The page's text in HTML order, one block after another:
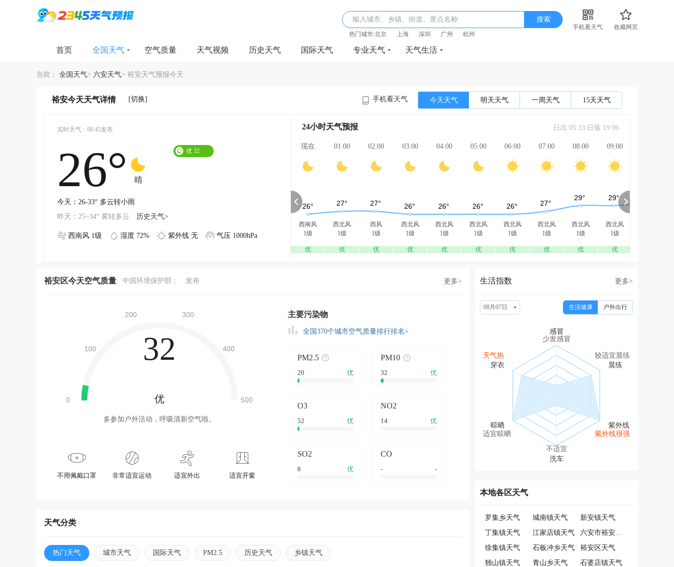
输入城市、乡镇、街道、景点名称 搜索
手机看天气
收藏网页
热门城市:北京 上海 深圳 广州 杭州
首页 全国天气 空气质量 天气视频 历史天气 国际天气 专业天气 天气生活
当前： 全国天气> 六安天气> 裕安天气预报今天
裕安今天天气详情 [切换] 手机看天气 今天天气 明天天气 一周天气 15天天气
实时天气：00:45发布
26° 晴
优 32
今天：26-33° 多云转小雨
昨天：25~34° 雾转多云
历史天气>
西南风 1级 湿度 72% 紫外线 无 气压 1000hPa
24小时天气预报 日出 05:33 日落 19:06
现在
西南风
1级
优
01:00
西北风
1级
优
02:00
西风
1级
优
03:00
西北风
1级
优
04:00
西北风
1级
优
05:00
西北风
1级
优
06:00
西北风
1级
优
07:00
西北风
1级
优
08:00
西北风
1级
优
09:00
西北风
1级
优
裕安区今天空气质量 中国环境保护部： 发布 更多>
32
优
多参加户外活动，呼吸清新空气啦。
不用佩戴口罩 非常适宜运动 适宜外出 适宜开窗
主要污染物
全国370个城市空气质量排行排名>
PM2.5
20 优
PM10
32 优
O3
52 优
NO2
14 优
SO2
8 优
CO
- -
天气分类
热门天气 城市天气 国际天气 PM2.5 历史天气 乡镇天气
生活指数 更多>
08月07日 生活健康 户外出行
少发感冒
天气热
适宜晾晒
不适宜
紫外线很强
较适宜晨练
本地各区天气
罗集乡天气 城南镇天气
新安镇天气
丁集镇天气
江家店镇天气
六安市裕安区经济开发区天气
徐集镇天气
石板冲乡天气
裕安区天气
独山镇天气
青山乡天气
石婆店镇天气